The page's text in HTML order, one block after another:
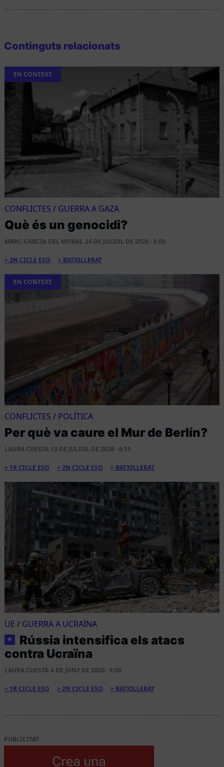
Continguts relacionats
EN CONTEXT
CONFLICTES / GUERRA A GAZA
Què és un genocidi?
MARC GARCIA DEL MORAL 24 DE JULIOL DE 2026 · 6:00
2N CICLE ESO BATXILLERAT
EN CONTEXT
CONFLICTES / POLÍTICA
Per què va caure el Mur de Berlín?
LAURA CUESTA 13 DE JULIOL DE 2026 · 6:15
1R CICLE ESO 2N CICLE ESO BATXILLERAT
UE / GUERRA A UCRAÏNA
★
Rússia intensifica els atacs
contra Ucraïna
LAURA CUESTA 4 DE JUNY DE 2026 · 6:00
1R CICLE ESO 2N CICLE ESO BATXILLERAT
PUBLICITAT: